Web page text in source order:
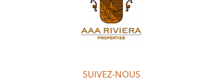
SUIVEZ-NOUS